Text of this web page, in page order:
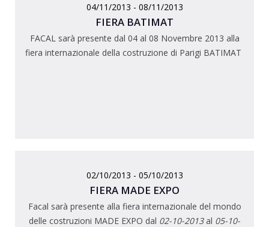
04/11/2013 - 08/11/2013
FIERA BATIMAT
FACAL sarà presente dal 04 al 08 Novembre 2013 alla
fiera internazionale della costruzione di Parigi BATIMAT
02/10/2013 - 05/10/2013
FIERA MADE EXPO
Facal sarà presente alla fiera internazionale del mondo
delle costruzioni MADE EXPO dal 02-10-2013al 05-10-